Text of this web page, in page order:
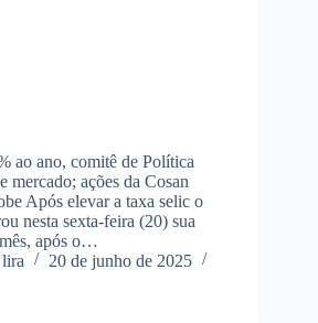
ao ano, comitê de Política
mercado; ações da Cosan
Após elevar a taxa selic o
nesta sexta-feira (20) sua
após o…
20 de junho de 2025